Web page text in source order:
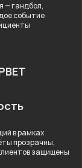
— гандбол,
событие
в рамках
прозрачны,
защищены